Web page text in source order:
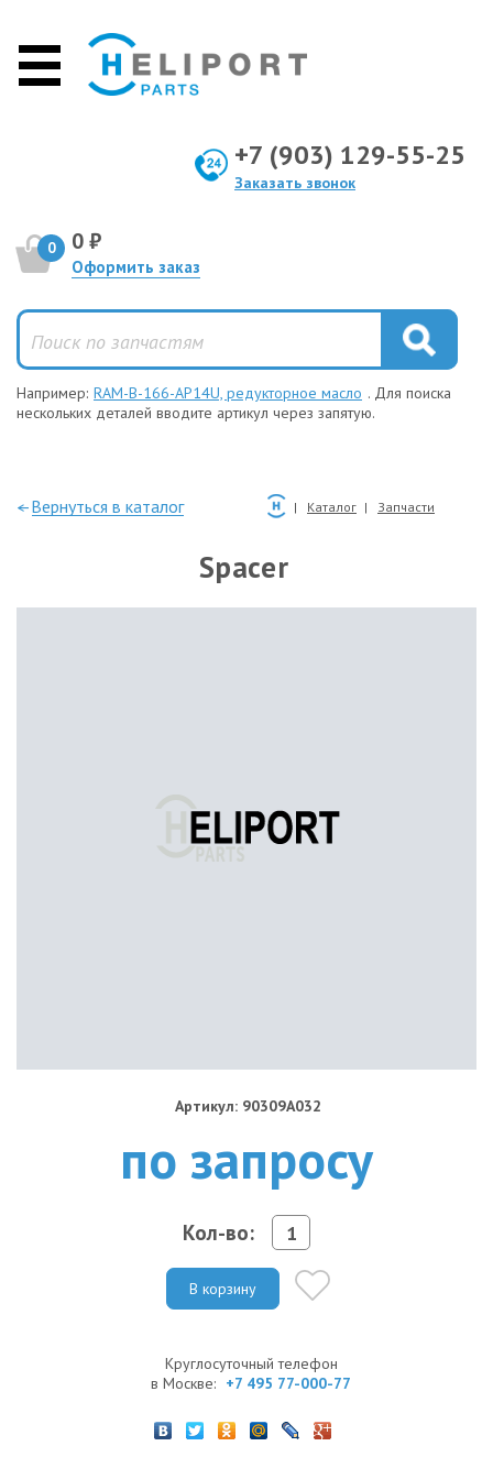
+7 (903) 129-55-25
Заказать звонок
0 0 ₽
Оформить заказ
Например: RAM-B-166-AP14U, редукторное масло . Для поиска
нескольких деталей вводите артикул через запятую.
—Вернуться в каталог Каталог Запчасти
Spacer
Артикул: 90309A032
по запросу
Кол-во:
В корзину
Круглосуточный телефон
в Москве: +7 495 77-000-77